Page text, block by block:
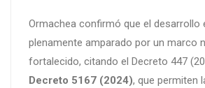
Ormachea confirmó que el desarrollo
plenamente amparado por un marco
fortalecido, citando el Decreto 447
Decreto 5167 (2024), que permiten